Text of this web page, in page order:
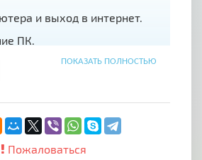
и выход в интернет.
ПК.
обучаться
работы
ПОКАЗАТЬ ПОЛНОСТЬЮ
Пожаловаться